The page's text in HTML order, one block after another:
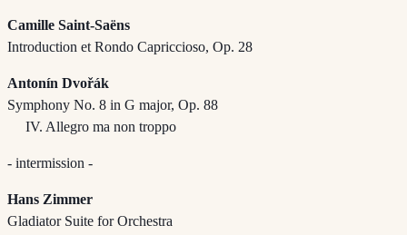
Camille Saint-Saëns
Introduction et Rondo Capriccioso, Op. 28
Antonín Dvořák
Symphony No. 8 in G major, Op. 88
IV. Allegro ma non troppo
- intermission -
Hans Zimmer
Gladiator Suite for Orchestra